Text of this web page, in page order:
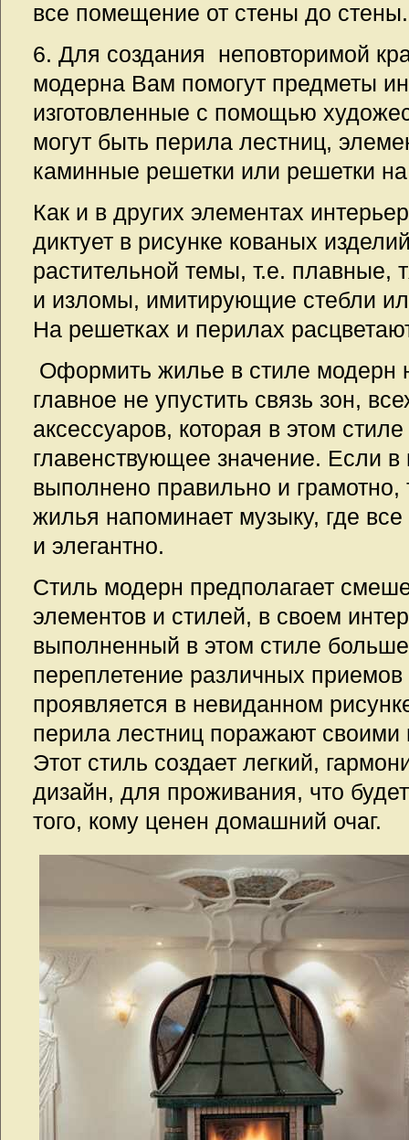
все помещение от стены до стены.
6. Для создания неповторимой
модерна Вам помогут предметы
изготовленные с помощью
могут быть перила лестниц,
каминные решетки или решетки
Как и в других элементах
диктует в рисунке кованых
растительной темы, т.е. плавные,
и изломы, имитирующие стебли
На решетках и перилах
Оформить жилье в стиле модерн
главное не упустить связь зон,
аксессуаров, которая в этом
главенствующее значение. Если в
выполнено правильно и грамотно,
жилья напоминает музыку, где
и элегантно.
Стиль модерн предполагает
элементов и стилей, в своем
выполненный в этом стиле
переплетение различных приемов
проявляется в невиданном
перила лестниц поражают своими
Этот стиль создает легкий,
дизайн, для проживания, что
того, кому ценен домашний очаг.